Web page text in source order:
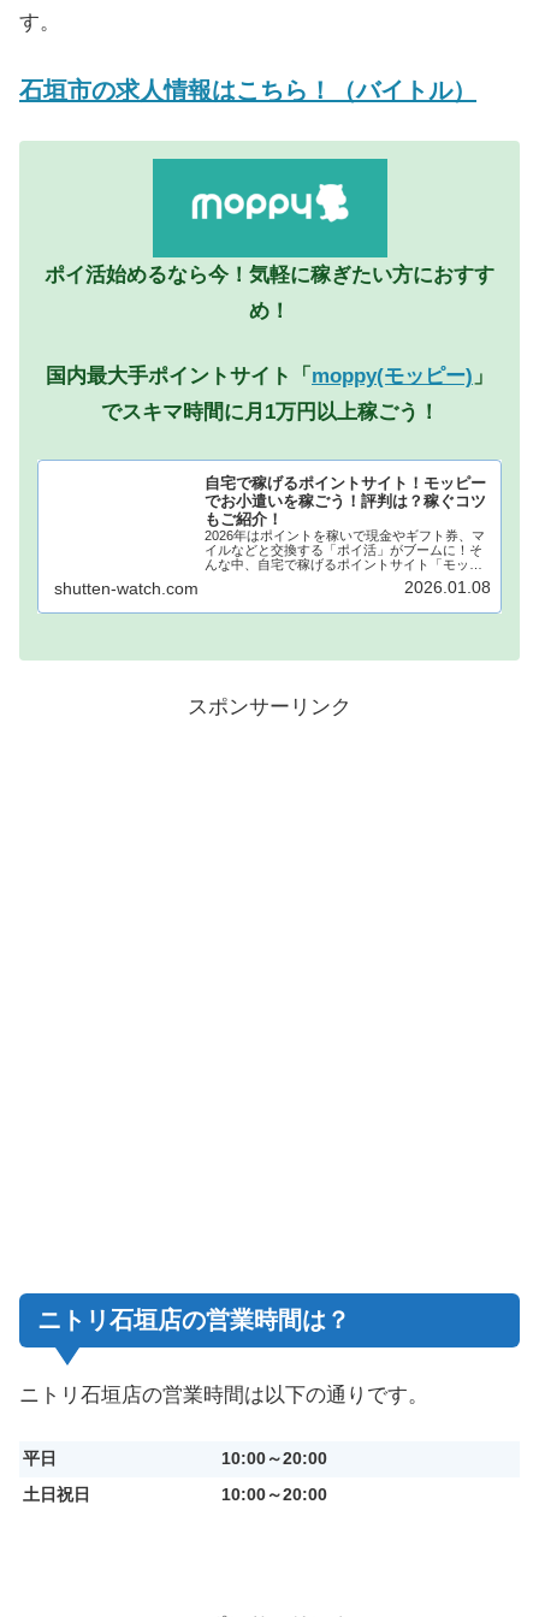
す。
石垣市の求人情報はこちら！（バイトル）
ポイ活始めるなら今！気軽に稼ぎたい方におすす
め！
国内最大手ポイントサイト「 moppy(モッピー) 」
でスキマ時間に月1万円以上稼ごう！
自宅で稼げるポイントサイト！モッピー
でお小遣いを稼ごう！評判は？稼ぐコツ
もご紹介！
2026年はポイントを稼いで現金やギフト券、マ
イルなどと交換する「ポイ活」がブームに！そ
んな中、自宅で稼げるポイントサイト「モッピ
ー」が注目されています！モッピーに登録し、
自宅でポイントを稼げば、あなたも月1万円稼ぐ
shutten-watch.com 2026.01.08
スポンサーリンク
ニトリ石垣店の営業時間は？
ニトリ石垣店の営業時間は以下の通りです。
平日
10:00～20:00
土日祝日
10:00～20:00